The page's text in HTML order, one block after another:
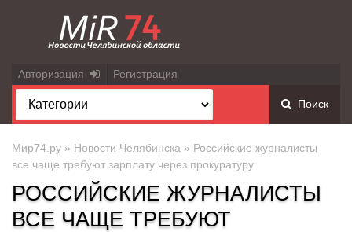
Авторизация Регистрация
Поиск
Мир74.ру » Новости Челябинска » Российские журналисты
все чаще требуют зарплату через прокуратуру
РОССИЙСКИЕ ЖУРНАЛИСТЫ
ВСЕ ЧАЩЕ ТРЕБУЮТ